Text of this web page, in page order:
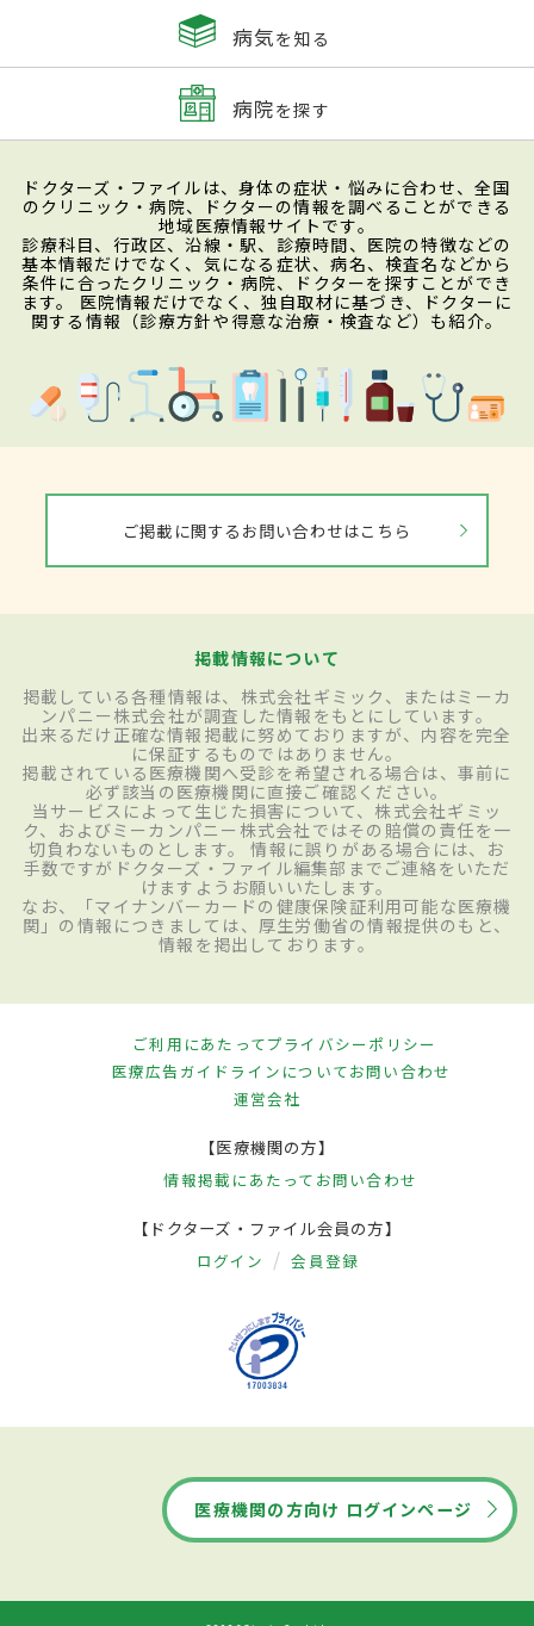
病気を知る
病院を探す
ドクターズ・ファイルは、身体の症状・悩みに合わせ、全国
のクリニック・病院、ドクターの情報を調べることができる
地域医療情報サイトです。
診療科目、行政区、沿線・駅、診療時間、医院の特徴などの
基本情報だけでなく、気になる症状、病名、検査名などから
条件に合ったクリニック・病院、ドクターを探すことができ
ます。 医院情報だけでなく、独自取材に基づき、ドクターに
関する情報（診療方針や得意な治療・検査など）も紹介。
ご掲載に関するお問い合わせはこちら
掲載情報について
掲載している各種情報は、株式会社ギミック、またはミーカ
ンパニー株式会社が調査した情報をもとにしています。
出来るだけ正確な情報掲載に努めておりますが、内容を完全
に保証するものではありません。
掲載されている医療機関へ受診を希望される場合は、事前に
必ず該当の医療機関に直接ご確認ください。
当サービスによって生じた損害について、株式会社ギミッ
ク、およびミーカンパニー株式会社ではその賠償の責任を一
切負わないものとします。 情報に誤りがある場合には、お
手数ですがドクターズ・ファイル編集部までご連絡をいただ
けますようお願いいたします。
なお、「マイナンバーカードの健康保険証利用可能な医療機
関」の情報につきましては、厚生労働省の情報提供のもと、
情報を掲出しております。
ご利用にあたってプライバシーポリシー
医療広告ガイドラインについてお問い合わせ
運営会社
【医療機関の方】
情報掲載にあたって お問い合わせ
【ドクターズ・ファイル会員の方】
ログイン 会員登録
医療機関の方向け ログインページ